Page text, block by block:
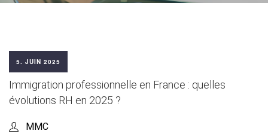
5. JUIN 2025
Immigration professionnelle en France : quelles
évolutions RH en 2025 ?
MMC